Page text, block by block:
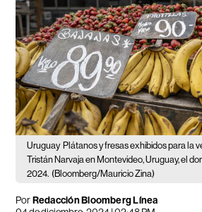
Uruguay Plátanos y fresas exhibidos para la
Tristán Narvaja en Montevideo, Uruguay, el
2024. (Bloomberg/Mauricio Zina)
PorRedacción Bloomberg Línea